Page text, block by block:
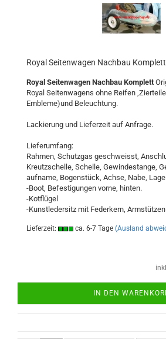
Royal Seitenwagen Nachbau Komplett
Royal Seitenwagen Nachbau Komplett
Royal Seitenwagens ohne Reifen
Embleme)und Beleuchtung.
Lackierung und Lieferzeit auf Anfrage.
Lieferumfang:
Rahmen, Schutzgas geschweisst,
Kreutzschelle, Schelle, Gewindestange,
aufname, Bogenstück, Achse, Nabe,
-Boot, Befestigungen vorne, hinten.
-Kotflügel
-Kunstledersitz mit Federkern,
Lieferzeit: ca. 6-7 Tage (Ausland
IN DEN